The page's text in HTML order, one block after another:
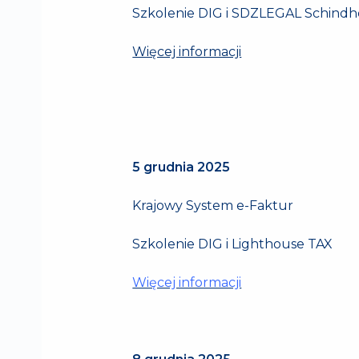
Szkolenie DIG i SDZLEGAL
Więcej informacji
5 grudnia 2025
Krajowy System e-Faktur
Szkolenie DIG i Lighthouse TAX
Więcej informacji